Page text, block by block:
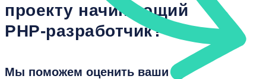
проекту начинающий
PHP-разработчик?
Мы поможем оценить ваши